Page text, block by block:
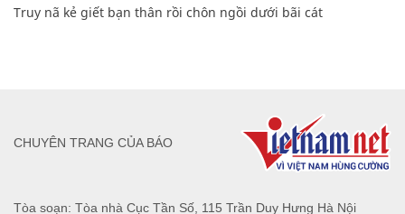
Truy nã kẻ giết bạn thân rồi chôn ngồi dưới bãi cát
Tòa soạn: Tòa nhà Cục Tần Số, 115 Trần Duy Hưng Hà Nội
CHUYÊN TRANG CỦA BÁO